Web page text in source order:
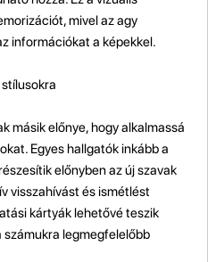
mivel az agy
információkat a képekkel.
másik előnye, hogy alkalmassá
Egyes hallgatók inkább a
előnyben az új szavak
visszahívást és ismétlést
kártyák lehetővé teszik
számukra legmegfelelőbb